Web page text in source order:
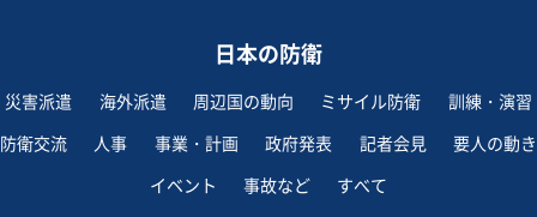
日本の防衛
災害派遣 海外派遣 周辺国の動向 ミサイル防衛
訓練・演習
防衛交流
人事 事業・計画 政府発表 記者会見
要人の動き
イベント
事故など すべて